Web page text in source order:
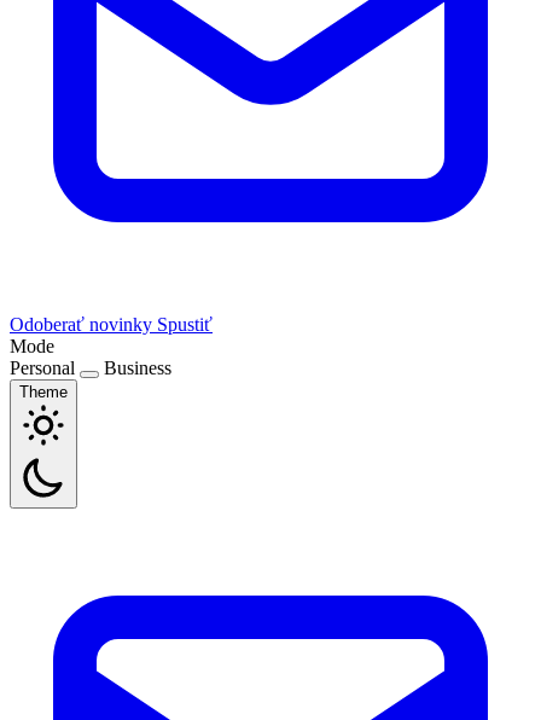
Odoberať novinky Spustiť
Mode
Personal
Business
Theme